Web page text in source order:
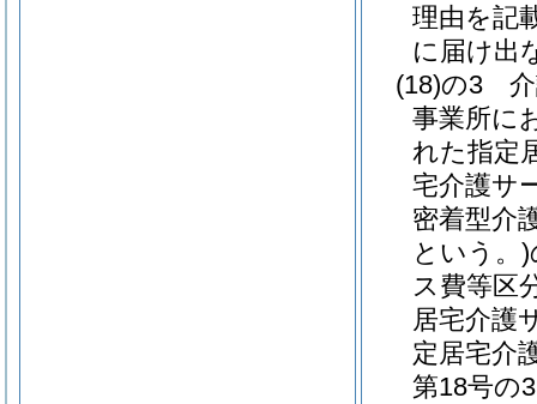
理由を記
に届け出
(18)の3
事業所に
れた指定
宅介護サ
密着型介
という。)
ス費等区
居宅介護
定居宅介
第18号の